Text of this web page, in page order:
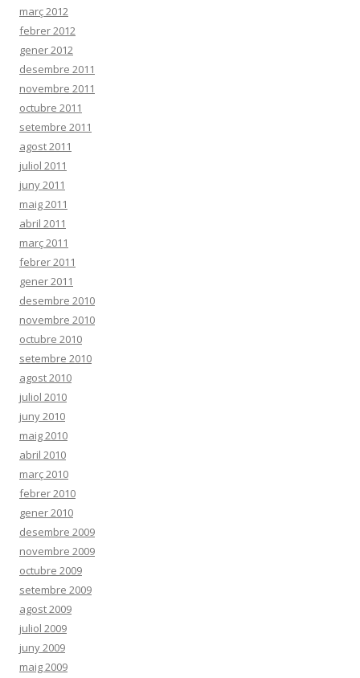
març 2012
febrer 2012
gener 2012
desembre 2011
novembre 2011
octubre 2011
setembre 2011
agost 2011
juliol 2011
juny 2011
maig 2011
abril 2011
març 2011
febrer 2011
gener 2011
desembre 2010
novembre 2010
octubre 2010
setembre 2010
agost 2010
juliol 2010
juny 2010
maig 2010
abril 2010
març 2010
febrer 2010
gener 2010
desembre 2009
novembre 2009
octubre 2009
setembre 2009
agost 2009
juliol 2009
juny 2009
maig 2009